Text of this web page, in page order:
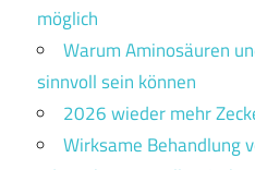
möglich
Warum Aminosäuren
sinnvoll sein können
2026 wieder mehr
Wirksame Behandlung